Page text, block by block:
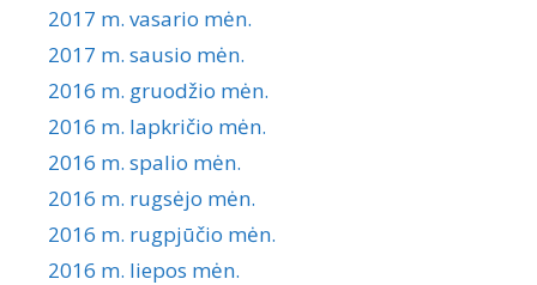
2017 m. vasario mėn.
2017 m. sausio mėn.
2016 m. gruodžio mėn.
2016 m. lapkričio mėn.
2016 m. spalio mėn.
2016 m. rugsėjo mėn.
2016 m. rugpjūčio mėn.
2016 m. liepos mėn.